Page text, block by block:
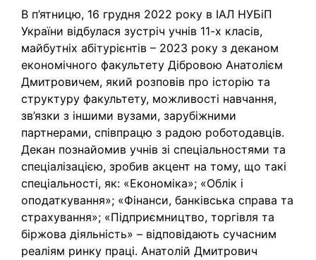
В п’ятницю, 16 грудня 2022 року в ІАЛ НУБіП
України відбулася зустріч учнів 11-х класів,
майбутніх абітурієнтів – 2023 року з деканом
економічного факультету Дібровою Анатолієм
Дмитровичем, який розповів про історію та
структуру факультету, можливості навчання,
зв’язки з іншими вузами, зарубіжними
партнерами, співпрацю з радою роботодавців.
Декан познайомив учнів зі спеціальностями та
спеціалізацією, зробив акцент на тому, що такі
спеціальності, як: «Економіка»; «Облік і
оподаткування»; «Фінанси, банківська справа та
страхування»; «Підприємництво, торгівля та
біржова діяльність» – відповідають сучасним
реаліям ринку праці. Анатолій Дмитрович